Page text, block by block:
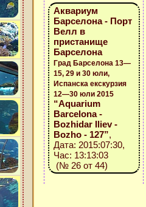
Аквариум
Барселона - Порт
Велл в
пристанище
Барселона
Град Барселона 13—
15, 29 и 30 юли,
Испанска екскурзия
12—30 юли 2015
“Aquarium
Barcelona -
Bozhidar Iliev -
Bozho - 127”,
Дата: 2015:07:30,
Час: 13:13:03
(№ 26 от 44)